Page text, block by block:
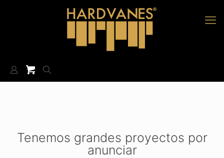
Tenemos grandes proyectos por
anunciar